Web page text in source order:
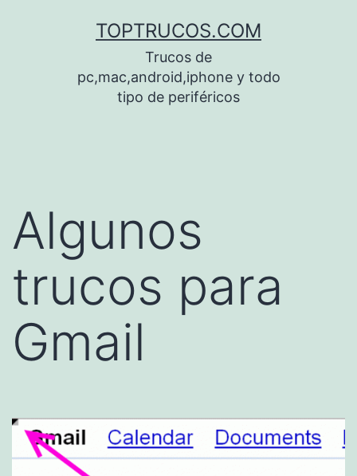
TOPTRUCOS.COM
Trucos de
pc,mac,android,iphone y todo
tipo de periféricos
Algunos
trucos para
Gmail